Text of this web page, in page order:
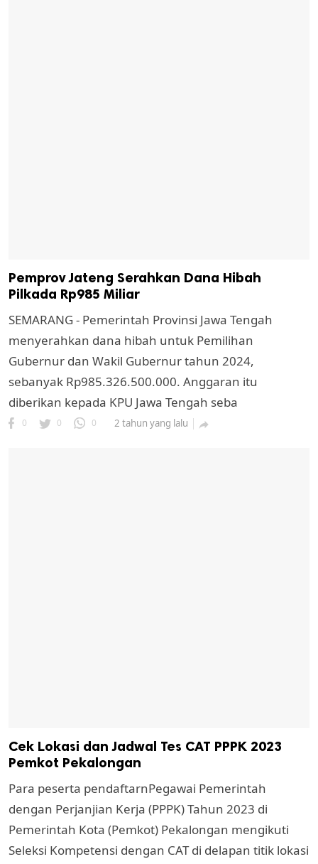
Pemprov Jateng Serahkan Dana Hibah
Pilkada Rp985 Miliar
SEMARANG - Pemerintah Provinsi Jawa Tengah
menyerahkan dana hibah untuk Pemilihan
Gubernur dan Wakil Gubernur tahun 2024,
sebanyak Rp985.326.500.000. Anggaran itu
diberikan kepada KPU Jawa Tengah seba
0 0 0 2 tahun yang lalu 
Cek Lokasi dan Jadwal Tes CAT PPPK 2023
Pemkot Pekalongan
Para peserta pendaftarnPegawai Pemerintah
dengan Perjanjian Kerja (PPPK) Tahun 2023 di
Pemerintah Kota (Pemkot) Pekalongan mengikuti
Seleksi Kompetensi dengan CAT di delapan titik lokasi